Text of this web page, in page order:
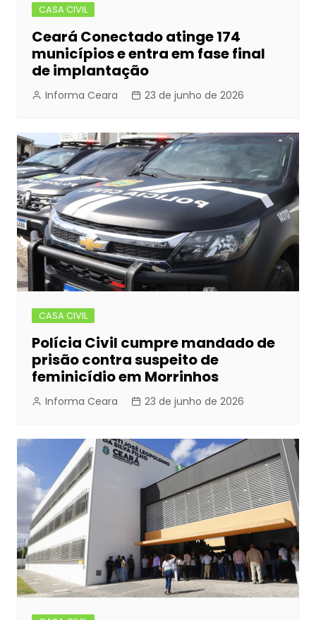
CASA CIVIL
Ceará Conectado atinge 174
municípios e entra em fase final
de implantação
Informa Ceara 23 de junho de 2026
CASA CIVIL
Polícia Civil cumpre mandado de
prisão contra suspeito de
feminicídio em Morrinhos
Informa Ceara 23 de junho de 2026